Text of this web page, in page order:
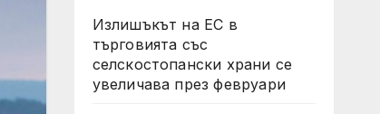
Излишъкът на ЕС в
търговията със
селскостопански храни се
увеличава през февруари